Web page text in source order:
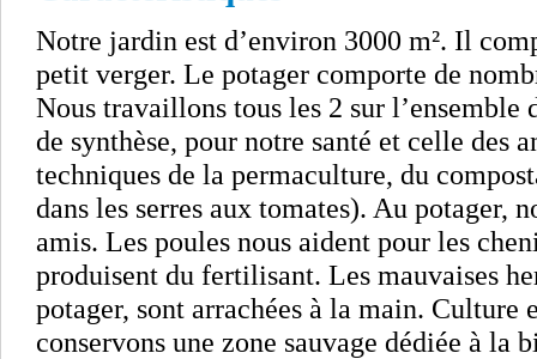
Notre jardin est d’environ 3000 m². Il
petit verger. Le potager comporte de
Nous travaillons tous les 2 sur l’ensemble
de synthèse, pour notre santé et celle des
techniques de la permaculture, du
dans les serres aux tomates). Au potager,
amis. Les poules nous aident pour les
produisent du fertilisant. Les mauvaises
potager, sont arrachées à la main. Culture
conservons une zone sauvage dédiée à la